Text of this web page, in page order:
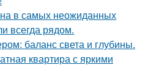
в самых неожиданных
всегда рядом.
баланс света и глубины.
квартира с яркими